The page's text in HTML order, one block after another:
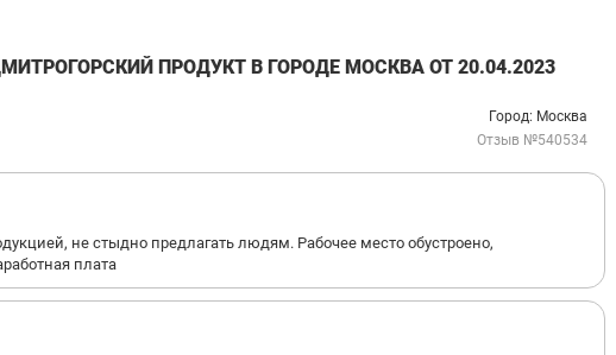
ПРОДУКТ В ГОРОДЕ МОСКВА ОТ 20.04.2023
Город: Москва
Отзыв №540534
не стыдно предлагать людям. Рабочее место обустроено,
плата